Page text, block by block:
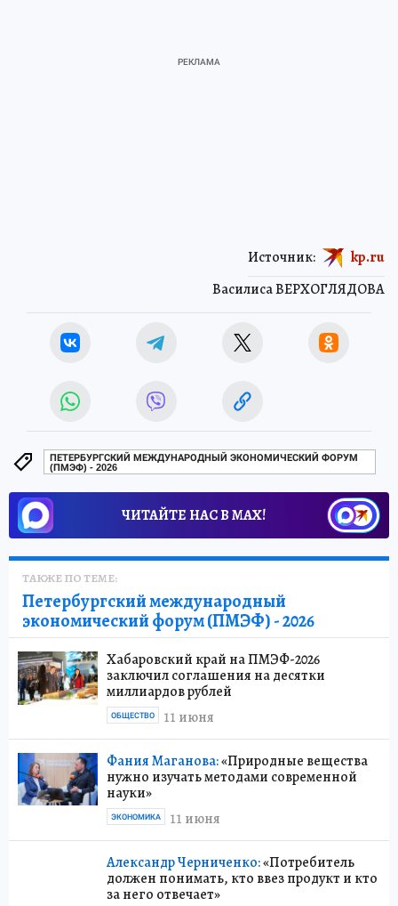
Василиса ВЕРХОГЛЯДОВА
Источник: kp.ru
ПЕТЕРБУРГСКИЙ МЕЖДУНАРОДНЫЙ ЭКОНОМИЧЕСКИЙ ФОРУМ
(ПМЭФ) - 2026
ЧИТАЙТЕ НАС В МАХ!
ТАКЖЕ ПО ТЕМЕ:
Петербургский международный
экономический форум (ПМЭФ) - 2026
Хабаровский край на ПМЭФ-2026
заключил соглашения на десятки
миллиардов рублей
11 июня
ОБЩЕСТВО
Фания Маганова:«Природные вещества
нужно изучать методами современной
науки»
11 июня
ЭКОНОМИКА
Александр Черниченко:«Потребитель
должен понимать, кто ввез продукт и кто
за него отвечает»